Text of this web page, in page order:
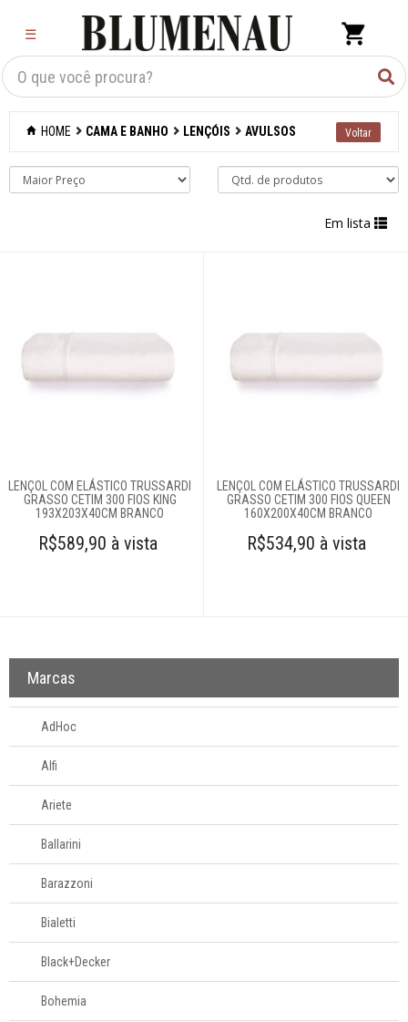
☰
Criar Lista×
Organização
Eletros
Aromatizantes
mantas
Colchas
Edredons
Lençóis
Avulsos
Jogos de cama
Moda feminina
Roupões
Tapetes
Toalhas
HOME CAMA E BANHO LENÇÓIS AVULSOS
Em lista
LENÇOL COM ELÁSTICO TRUSSARDI
GRASSO CETIM 300 FIOS KING
193X203X40CM BRANCO
R$589,90 à vista
LENÇOL COM ELÁSTICO TRUSSARDI
GRASSO CETIM 300 FIOS QUEEN
160X200X40CM BRANCO
R$534,90 à vista
Marcas
AdHoc
Alfi
Ariete
Ballarini
Barazzoni
Bialetti
Black+Decker
Bohemia